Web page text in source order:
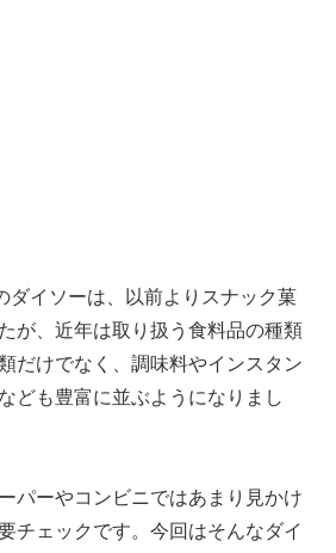
ダイソーは、以前よりスナック菓
が、近年は取り扱う食料品の種類
だけでなく、調味料やインスタン
ども豊富に並ぶようになりまし
パーやコンビニではあまり見かけ
チェックです。今回はそんなダイ